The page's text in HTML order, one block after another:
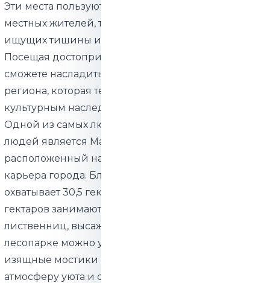
Эти места пользуются популярностью как среди
местных жителей, так и среди гостей города,
ищущих тишины и умиротворения.
Посещая достопримечательности Маарду, вы
сможете насладиться природной красотой этого
региона, которая тесно связана с историческим и
культурным наследием города.
Одной из самых любимых зон отдыха для многих
людей является Маардуский лесопарк,
расположенный на территории северного
карьера города. Благоустроенная территория
охватывает 30,5 гектара, из которых более 20
гектаров занимают леса, в основном состоящие из
лиственниц, высаженных на бывшем карьере. В
лесопарке можно увидеть живописные пруды,
изящные мостики и фонтан, создающие
атмосферу уюта и спокойствия.